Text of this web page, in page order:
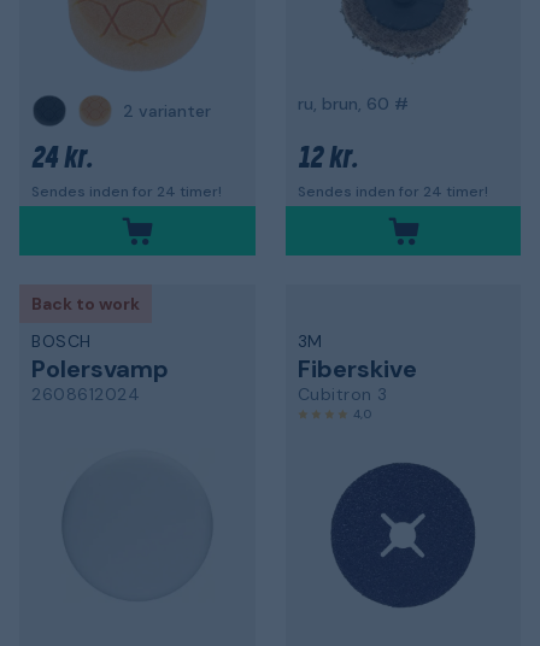
2 varianter
24 kr.
Sendes inden for 24 timer!
ru, brun, 60 #
12 kr.
Sendes inden for 24 timer!
Back to work
BOSCH
Polersvamp
2608612024
3M
Fiberskive
Cubitron 3
4,0